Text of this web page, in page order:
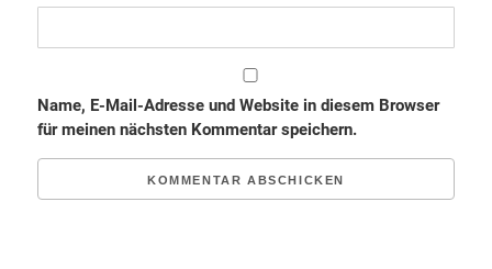
Name, E-Mail-Adresse und Website in diesem Browser
für meinen nächsten Kommentar speichern.